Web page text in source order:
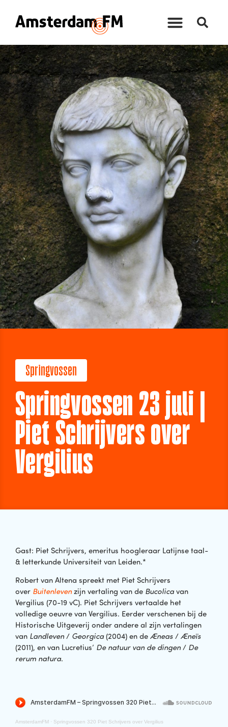
Springvossen
Springvossen 23 juli |
Piet Schrijvers over
Vergilius
Gast: Piet Schrijvers, emeritus hoogleraar Latijnse taal-
& letterkunde Universiteit van Leiden.*
Robert van Altena spreekt met Piet Schrijvers
over Buitenleven zijn vertaling van de Bucolica van
Vergilius (70-19 vC). Piet Schrijvers vertaalde het
volledige oeuvre van Vergilius. Eerder verschenen bij de
Historische Uitgeverij onder andere al zijn vertalingen
van Landleven / Georgica (2004) en de Æneas / Æneïs
(2011), en van Lucretius’ De natuur van de dingen / De
rerum natura.
AmsterdamFM · Springvossen 320 Piet Schrijvers over Vergilius